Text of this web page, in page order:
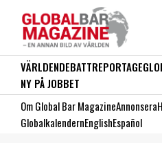
VÄRLDENDEBATTREPORTAGE
NY PÅ JOBBET
Om Global Bar MagazineAnnonsera
GlobalkalendernEnglishEspañol